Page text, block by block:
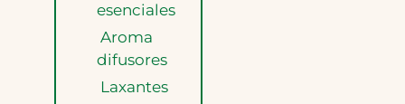
esenciales
Aroma
difusores
Laxantes